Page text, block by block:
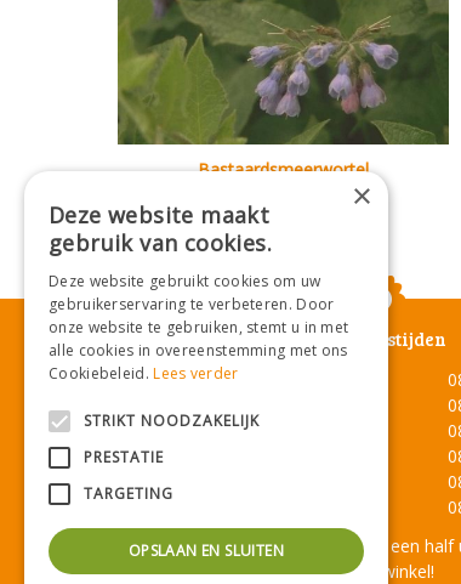
Bastaardsmeerwortel
Symphytum x uplandicum
Openingstijden
Maandag
Woensdag
Onze lunchroom sluit een half
dan de winkel!
×
Deze website maakt
gebruik van cookies.
Deze website gebruikt cookies om uw
gebruikerservaring te verbeteren. Door
onze website te gebruiken, stemt u in met
alle cookies in overeenstemming met ons
Cookiebeleid.Lees verder
STRIKT NOODZAKELIJK
PRESTATIE
TARGETING
OPSLAAN EN SLUITEN